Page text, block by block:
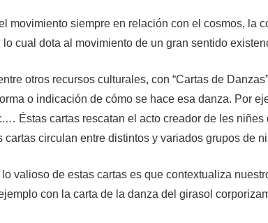
movimiento siempre en relación con el cosmos, la
lo cual dota al movimiento de un gran sentido
otros recursos culturales, con “Cartas de
o indicación de cómo se hace esa danza. Por
Éstas cartas rescatan el acto creador de les
cartas circulan entre distintos y variados grupos de
lo valioso de estas cartas es que contextualiza
con la carta de la danza del girasol